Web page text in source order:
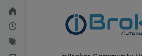
Weiter zum Inhalt